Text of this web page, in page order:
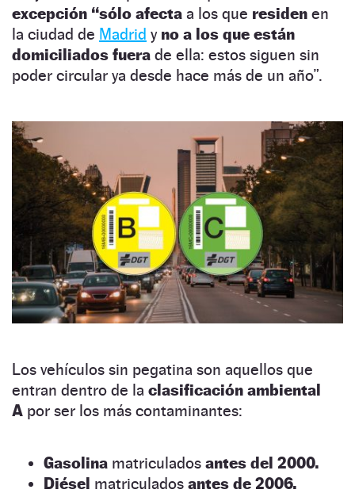
excepción “sólo afecta a los que residen en
la ciudad de Madrid yno a los que están
domiciliados fuera de ella: estos siguen sin
poder circular ya desde hace más de un año”.
Los vehículos sin pegatina son aquellos que
entran dentro de la clasificación ambiental
A por ser los más contaminantes:
Gasolina matriculados antes del 2000.
Diésel matriculados antes de 2006.